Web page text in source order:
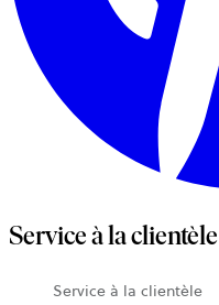
Service à la clientèle
Service à la clientèle